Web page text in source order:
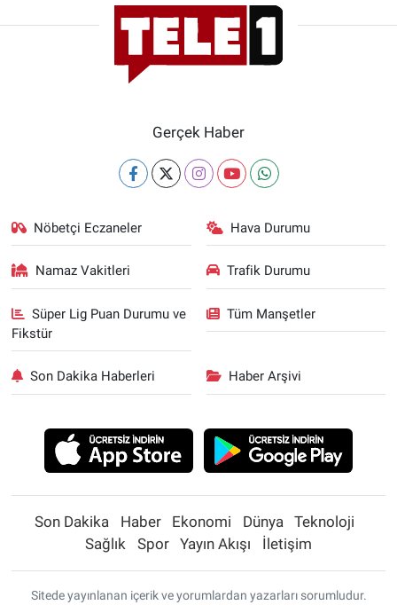
Gerçek Haber
Nöbetçi Eczaneler Hava Durumu
Namaz Vakitleri Trafik Durumu
Süper Lig Puan Durumu ve
Fikstür
Tüm Manşetler
Son Dakika Haberleri Haber Arşivi
Son Dakika Haber Ekonomi Dünya
Teknoloji
Sağlık
Spor Yayın Akışı İletişim
Sitede yayınlanan içerik ve yorumlardan yazarları sorumludur.